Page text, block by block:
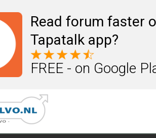
Read forum faster
Tapatalk app?
FREE - on Google